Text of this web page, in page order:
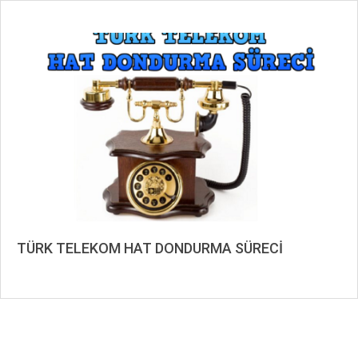
TÜRK TELEKOM HAT DONDURMA SÜRECİ